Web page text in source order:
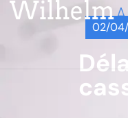
02/